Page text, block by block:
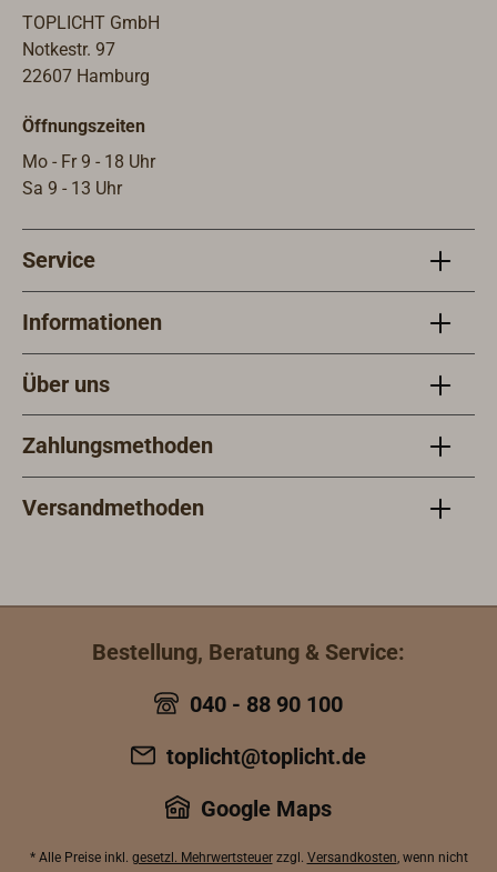
TOPLICHT GmbH
Notkestr. 97
22607 Hamburg
Öffnungszeiten
Mo - Fr 9 - 18 Uhr
Sa 9 - 13 Uhr
Service
Informationen
Über uns
Zahlungsmethoden
Versandmethoden
Bestellung, Beratung & Service:
040 - 88 90 100
toplicht@toplicht.de
Google Maps
* Alle Preise inkl. gesetzl. Mehrwertsteuerzzgl. Versandkosten, wenn nicht